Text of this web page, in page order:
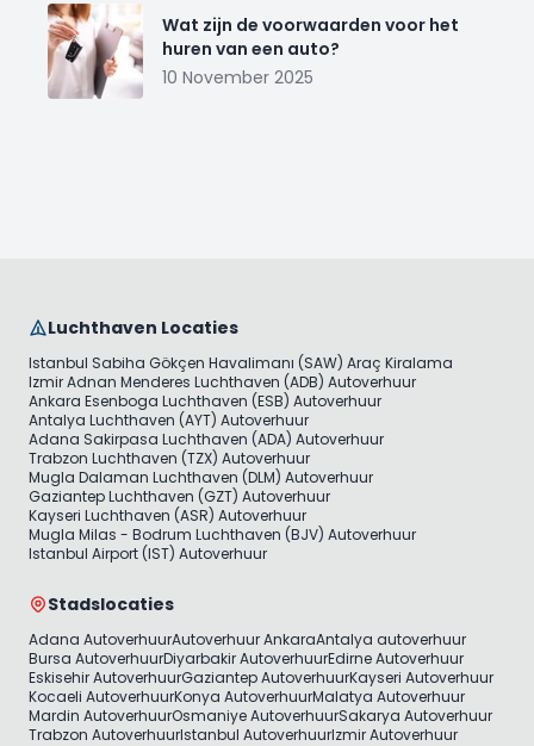
Wat zijn de voorwaarden voor het
huren van een auto?
10 November 2025
Luchthaven Locaties
Istanbul Sabiha Gökçen Havalimanı (SAW) Araç Kiralama
Izmir Adnan Menderes Luchthaven (ADB) Autoverhuur
Ankara Esenboga Luchthaven (ESB) Autoverhuur
Antalya Luchthaven (AYT) Autoverhuur
Adana Sakirpasa Luchthaven (ADA) Autoverhuur
Trabzon Luchthaven (TZX) Autoverhuur
Mugla Dalaman Luchthaven (DLM) Autoverhuur
Gaziantep Luchthaven (GZT) Autoverhuur
Kayseri Luchthaven (ASR) Autoverhuur
Mugla Milas - Bodrum Luchthaven (BJV) Autoverhuur
Istanbul Airport (IST) Autoverhuur
Stadslocaties
Adana AutoverhuurAutoverhuur AnkaraAntalya autoverhuur
Bursa AutoverhuurDiyarbakir AutoverhuurEdirne Autoverhuur
Eskisehir AutoverhuurGaziantep AutoverhuurKayseri Autoverhuur
Kocaeli AutoverhuurKonya AutoverhuurMalatya Autoverhuur
Mardin AutoverhuurOsmaniye AutoverhuurSakarya Autoverhuur
Trabzon AutoverhuurIstanbul AutoverhuurIzmir Autoverhuur